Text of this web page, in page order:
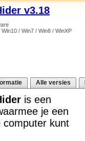
v3.18
Win10 / Win7 / Win8 / WinXP
Alle versies
is een
je een
computer kunt